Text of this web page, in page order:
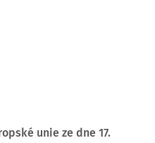
unie ze dne 17.